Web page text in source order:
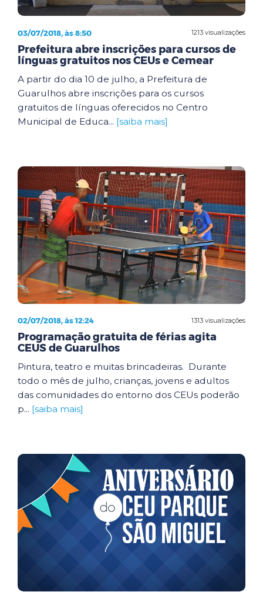
1213 visualizações
03/07/2018, às 8:50
Prefeitura abre inscrições para cursos de
línguas gratuitos nos CEUs e Cemear
A partir do dia 10 de julho, a Prefeitura de
Guarulhos abre inscrições para os cursos
gratuitos de línguas oferecidos no Centro
Municipal de Educa... [saiba mais]
1313 visualizações
02/07/2018, às 12:24
Programação gratuita de férias agita
CEUS de Guarulhos
Pintura, teatro e muitas brincadeiras. Durante
todo o mês de julho, crianças, jovens e adultos
das comunidades do entorno dos CEUs poderão
p... [saiba mais]